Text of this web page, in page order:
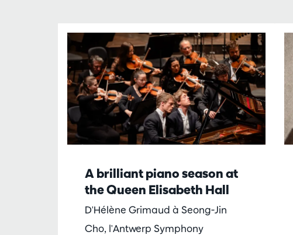
A brilliant piano season at
the Queen Elisabeth Hall
D'Hélène Grimaud à Seong-Jin
Cho, l'Antwerp Symphony